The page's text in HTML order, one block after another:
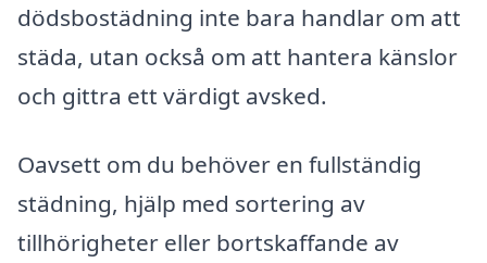
dödsbostädning inte bara handlar om att
städa, utan också om att hantera känslor
och gittra ett värdigt avsked.
Oavsett om du behöver en fullständig
städning, hjälp med sortering av
tillhörigheter eller bortskaffande av